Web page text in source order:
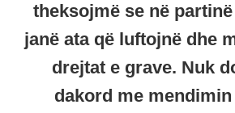
theksojmë se në
janë ata që luftojnë dhe
drejtat e grave. Nuk
dakord me